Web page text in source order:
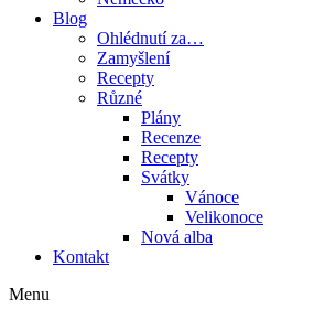
Blog
Ohlédnutí za…
Zamyšlení
Recepty
Různé
Plány
Recenze
Recepty
Svátky
Vánoce
Velikonoce
Nová alba
Kontakt
Menu